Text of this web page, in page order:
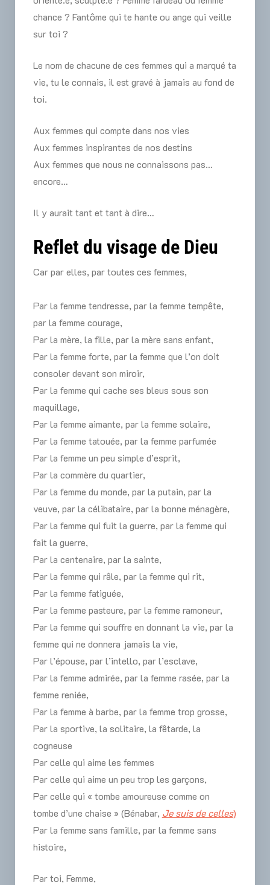
chance ? Fantôme qui te hante ou ange qui veille
sur toi ?
Le nom de chacune de ces femmes qui a marqué ta
vie, tu le connais, il est gravé à jamais au fond de
toi.
Aux femmes qui compte dans nos vies
Aux femmes inspirantes de nos destins
Aux femmes que nous ne connaissons pas…
encore…
Il y aurait tant et tant à dire…
Reflet du visage de Dieu
Car par elles, par toutes ces femmes,
Par la femme tendresse, par la femme tempête,
par la femme courage,
Par la mère, la fille, par la mère sans enfant,
Par la femme forte, par la femme que l’on doit
consoler devant son miroir,
Par la femme qui cache ses bleus sous son
maquillage,
Par la femme aimante, par la femme solaire,
Par la femme tatouée, par la femme parfumée
Par la femme un peu simple d’esprit,
Par la commère du quartier,
Par la femme du monde, par la putain, par la
veuve, par la célibataire, par la bonne ménagère,
Par la femme qui fuit la guerre, par la femme qui
fait la guerre,
Par la centenaire, par la sainte,
Par la femme qui râle, par la femme qui rit,
Par la femme fatiguée,
Par la femme pasteure, par la femme ramoneur,
Par la femme qui souffre en donnant la vie, par la
femme qui ne donnera jamais la vie,
Par l’épouse, par l’intello, par l’esclave,
Par la femme admirée, par la femme rasée, par la
femme reniée,
Par la femme à barbe, par la femme trop grosse,
Par la sportive, la solitaire, la fêtarde, la
cogneuse
Par celle qui aime les femmes
Par celle qui aime un peu trop les garçons,
Par celle qui « tombe amoureuse comme on
tombe d’une chaise » (Bénabar, Je suis de celles)
Par la femme sans famille, par la femme sans
histoire,
Par toi, Femme,